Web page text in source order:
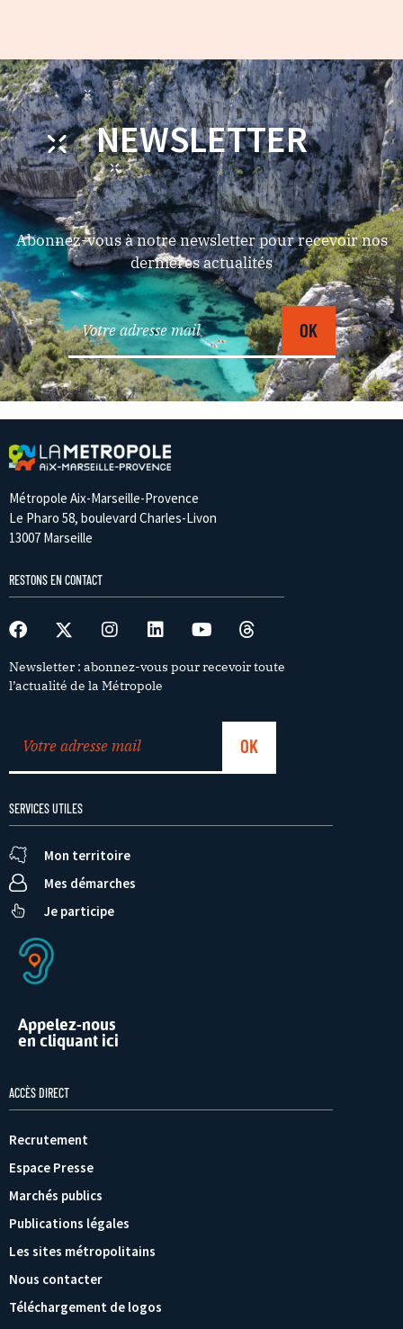
NEWSLETTER
Abonnez-vous à notre newsletter pour recevoir nos
dernières actualités
Métropole Aix-Marseille-Provence
Le Pharo 58, boulevard Charles-Livon
13007 Marseille
RESTONS EN CONTACT
Newsletter : abonnez-vous pour recevoir toute
l’actualité de la Métropole
SERVICES UTILES
Mon territoire
Mes démarches
Je participe
Appelez-nous
en cliquant ici
ACCÈS DIRECT
Recrutement
Espace Presse
Marchés publics
Publications légales
Les sites métropolitains
Nous contacter
Téléchargement de logos